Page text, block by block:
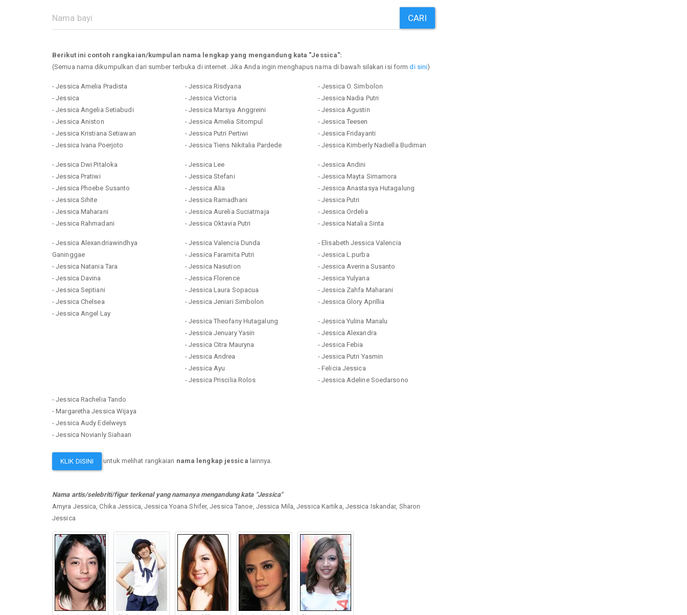
CARI
Berikut ini contoh rangkaian/kumpulan nama lengkap yang mengandung kata "Jessica":
(Semua nama dikumpulkan dari sumber terbuka di internet. Jika Anda ingin menghapus nama di bawah silakan isi formdi sini)
- Jessica Amelia Pradista
- Jessica
- Jessica Angelia Setiabudi
- Jessica Aniston
- Jessica Kristiana Setiawan
- Jessica Ivana Poerjoto
- Jessica Risdyana
- Jessica Victoria
- Jessica Marsya Anggreini
- Jessica Amelia Sitompul
- Jessica Putri Pertiwi
- Jessica Tiens Nikitalia Pardede
- Jessica O. Simbolon
- Jessica Nadia Putri
- Jessica Agustin
- Jessica Teesen
- Jessica Fridayanti
- Jessica Kimberly Nadiella Budiman
- Jessica Dwi Pitaloka
- Jessica Pratiwi
- Jessica Phoebe Susanto
- Jessica Sihite
- Jessica Maharani
- Jessica Rahmadani
- Jessica Lee
- Jessica Stefani
- Jessica Alia
- Jessica Ramadhani
- Jessica Aurelia Suciatmaja
- Jessica Oktavia Putri
- Jessica Andini
- Jessica Mayta Simamora
- Jessica Anastasya Hutagalung
- Jessica Putri
- Jessica Ordelia
- Jessica Natalia Sinta
- Jessica Alexandriawindhya
Ganinggae
- Jessica Natania Tara
- Jessica Davina
- Jessica Septiani
- Jessica Chelsea
- Jessica Angel Lay
- Jessica Valencia Dunda
- Jessica Faramita Putri
- Jessica Nasution
- Jessica Florence
- Jessica Laura Sopacua
- Jessica Jeniari Simbolon
- Elisabeth Jessica Valencia
- Jessica L.purba
- Jessica Averina Susanto
- Jessica Yulyana
- Jessica Zahfa Maharani
- Jessica Glory Aprillia
- Jessica Theofany Hutagalung
- Jessica Jenuary Yasin
- Jessica Citra Mauryna
- Jessica Andrea
- Jessica Ayu
- Jessica Priscilia Rolos
- Jessica Yulina Manalu
- Jessica Alexandra
- Jessica Febia
- Jessica Putri Yasmin
- Felicia Jessica
- Jessica Adeline Soedarsono
- Jessica Rachelia Tando
- Margaretha Jessica Wijaya
- Jessica Audy Edelweys
- Jessica Novianly Siahaan
KLIK DISINI untuk melihat rangkaian nama lengkap jessica lainnya.
Nama artis/selebriti/figur terkenal yang namanya mengandung kata "Jessica"
Amyra Jessica, Chika Jessica, Jessica Yoana Shifer, Jessica Tanoe, Jessica Mila, Jessica Kartika, Jessica Iskandar, Sharon
Jessica